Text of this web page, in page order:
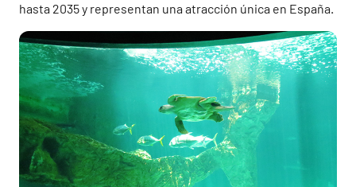
hasta 2035 y representan una atracción única en España.